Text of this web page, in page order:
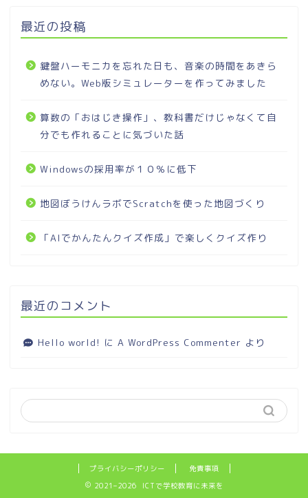
最近の投稿
鍵盤ハーモニカを忘れた日も、音楽の時間をあきら
めない。Web版シミュレーターを作ってみました
算数の「おはじき操作」、教科書だけじゃなくて自
分でも作れることに気づいた話
Windowsの採用率が１０％に低下
地図ぼうけんラボでScratchを使った地図づくり
「AIでかんたんクイズ作成」で楽しくクイズ作り
最近のコメント
Hello world! に A WordPress Commenter より
プライバシーポリシー
免責事項
2021–2026 ICTで学校教育に未来を